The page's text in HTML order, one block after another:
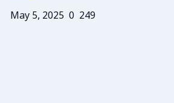
May 5, 2025 0 249